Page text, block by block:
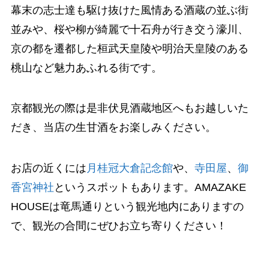
幕末の志士達も駆け抜けた風情ある酒蔵の並ぶ街
並みや、桜や柳が綺麗で十石舟が行き交う濠川、
京の都を遷都した桓武天皇陵や明治天皇陵のある
桃山など魅力あふれる街です。
京都観光の際は是非伏見酒蔵地区へもお越しいた
だき、当店の生甘酒をお楽しみください。
お店の近くには 月桂冠大倉記念館や、 寺田屋、 御
香宮神社 というスポットもあります。AMAZAKE
HOUSEは竜馬通りという観光地内にありますの
で、観光の合間にぜひお立ち寄りください！